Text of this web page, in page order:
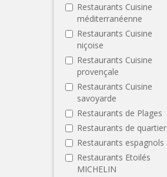
Restaurants Cuisine
méditerranéenne
Restaurants Cuisine
niçoise
Restaurants Cuisine
provençale
Restaurants Cuisine
savoyarde
Restaurants de Plages
Restaurants de quartier
Restaurants espagnols
Restaurants Etoilés
MICHELIN